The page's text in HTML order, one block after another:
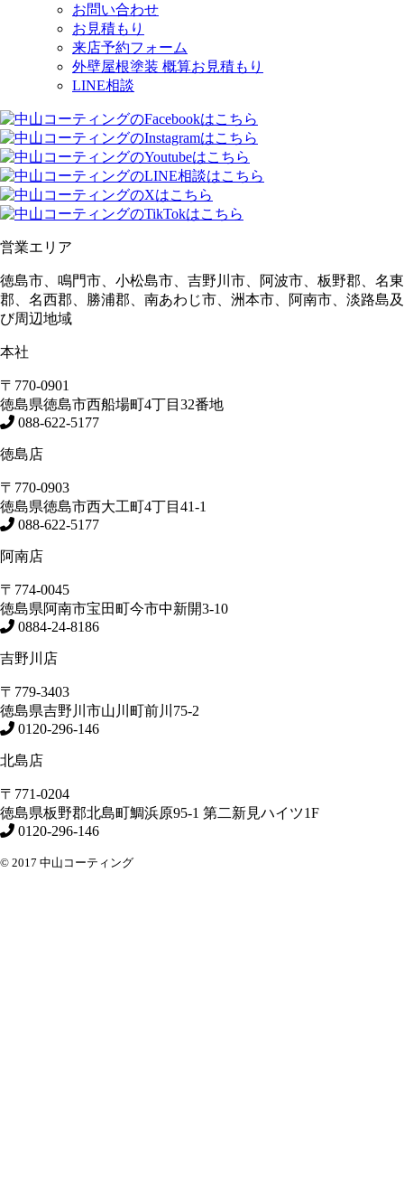
お問い合わせ
お見積もり
来店予約フォーム
外壁屋根塗装 概算お見積もり
LINE相談
営業エリア
徳島市、鳴門市、小松島市、吉野川市、阿波市、板野郡、名東
郡、名西郡、勝浦郡、南あわじ市、洲本市、阿南市、淡路島及
び周辺地域
本社
〒770-0901
徳島県徳島市西船場町4丁目32番地
088-622-5177
徳島店
〒770-0903
徳島県徳島市西大工町4丁目41-1
088-622-5177
阿南店
〒774-0045
徳島県阿南市宝田町今市中新開3-10
0884-24-8186
吉野川店
〒779-3403
徳島県吉野川市山川町前川75-2
0120-296-146
北島店
〒771-0204
徳島県板野郡北島町鯛浜原95-1 第二新見ハイツ1F
0120-296-146
© 2017 中山コーティング